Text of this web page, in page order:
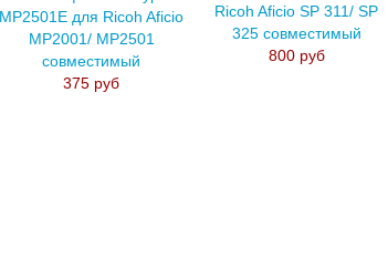
MP2501E для Ricoh Aficio
MP2001/ MP2501
совместимый
375 руб
Ricoh Aficio SP 311/ SP
325 совместимый
800 руб